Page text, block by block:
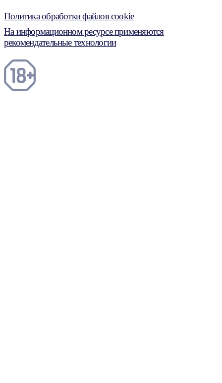
Политика обработки файлов cookie
На информационном ресурсе применяются
рекомендательные технологии